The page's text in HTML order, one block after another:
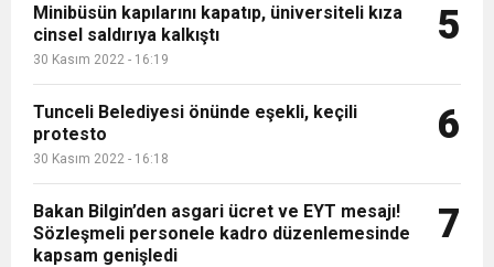
Minibüsün kapılarını kapatıp, üniversiteli kıza
cinsel saldırıya kalkıştı
30 Kasım 2022 - 16:19
5
Tunceli Belediyesi önünde eşekli, keçili
protesto
30 Kasım 2022 - 16:18
6
Bakan Bilgin’den asgari ücret ve EYT mesajı!
Sözleşmeli personele kadro düzenlemesinde
kapsam genişledi
7